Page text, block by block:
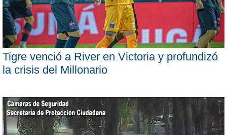
Tigre venció a River en Victoria y profundizó
la crisis del Millonario